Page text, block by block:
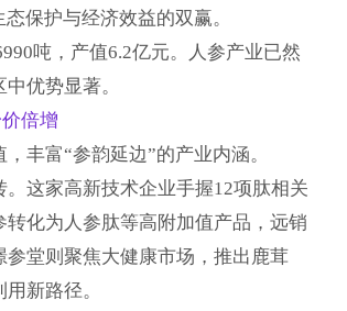
保护与经济效益的双赢。
吨，产值6.2亿元。人参产业已然
优势显著。
倍增
丰富“参韵延边”的产业内涵。
这家高新技术企业手握12项肽相关
化为人参肽等高附加值产品，远销
堂则聚焦大健康市场，推出鹿茸
新路径。